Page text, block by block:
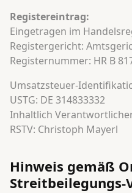
Registereintrag:
Eingetragen im
Registergericht:
Registernummer: HR B
Umsatzsteuer-
USTG: DE 314833332
Inhaltlich
RSTV: Christoph Mayerl
Hinweis gemäß
Streitbeilegungs-